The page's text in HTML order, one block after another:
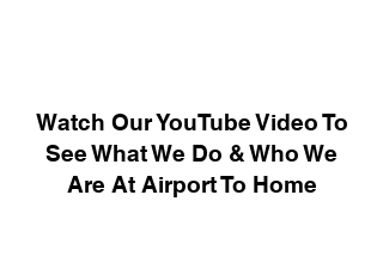
Watch Our YouTube Video To
See What We Do & Who We
Are At Airport To Home